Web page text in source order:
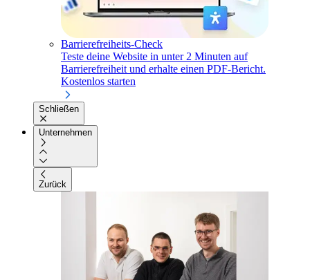
Barrierefreiheits-Check
Teste deine Website in unter 2 Minuten auf
Barrierefreiheit und erhalte einen PDF-Bericht.
Kostenlos starten
Schließen
Unternehmen
Zurück